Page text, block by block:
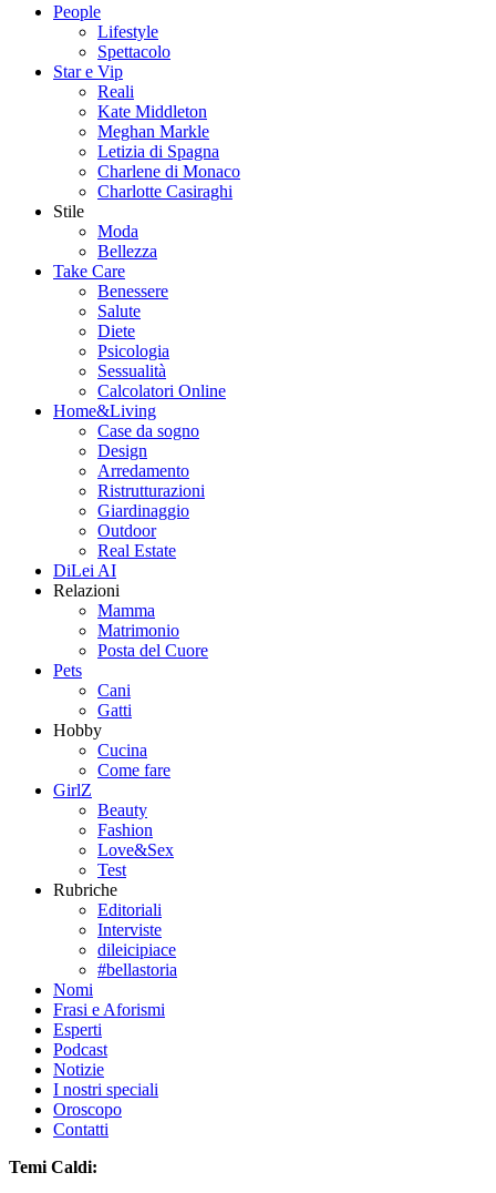
People
Lifestyle
Spettacolo
Star e Vip
Reali
Kate Middleton
Meghan Markle
Letizia di Spagna
Charlene di Monaco
Charlotte Casiraghi
Stile
Moda
Bellezza
Take Care
Benessere
Salute
Diete
Psicologia
Sessualità
Calcolatori Online
Home&Living
Case da sogno
Design
Arredamento
Ristrutturazioni
Giardinaggio
Outdoor
Real Estate
DiLei AI
Relazioni
Mamma
Matrimonio
Posta del Cuore
Pets
Cani
Gatti
Hobby
Cucina
Come fare
GirlZ
Beauty
Fashion
Love&Sex
Test
Rubriche
Editoriali
Interviste
dileicipiace
#bellastoria
Nomi
Frasi e Aforismi
Esperti
Podcast
Notizie
I nostri speciali
Oroscopo
Contatti
Temi Caldi: